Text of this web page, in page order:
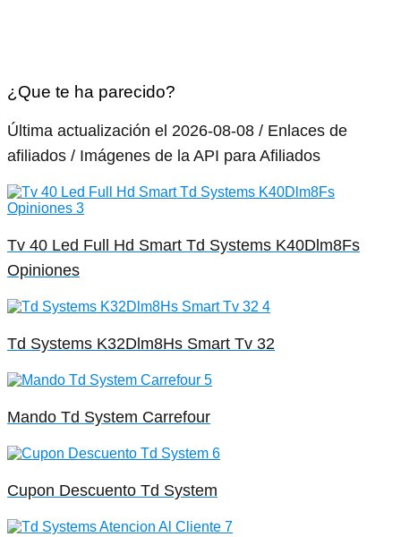
¿Que te ha parecido?
Última actualización el 2026-08-08 / Enlaces de
afiliados / Imágenes de la API para Afiliados
Tv 40 Led Full Hd Smart Td Systems K40Dlm8Fs
Opiniones
Td Systems K32Dlm8Hs Smart Tv 32
Mando Td System Carrefour
Cupon Descuento Td System